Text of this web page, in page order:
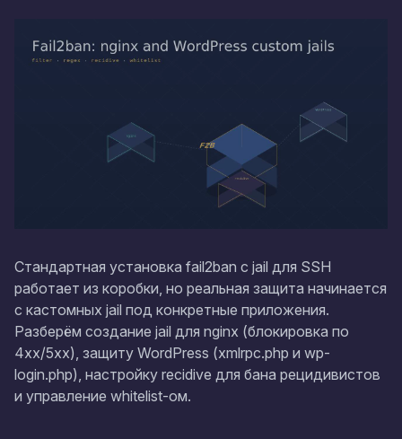
Стандартная установка fail2ban с jail для SSH
работает из коробки, но реальная защита начинается
с кастомных jail под конкретные приложения.
Разберём создание jail для nginx (блокировка по
4xx/5xx), защиту WordPress (xmlrpc.php и wp-
login.php), настройку recidive для бана рецидивистов
и управление whitelist-ом.